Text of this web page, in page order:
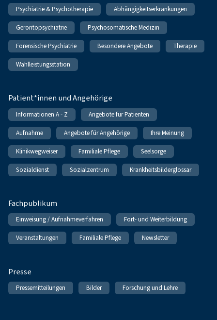
Psychiatrie & Psychotherapie Abhängigkeitserkrankungen
Gerontopsychiatrie Psychosomatische Medizin
Forensische Psychiatrie Besondere Angebote Therapie
Wahlleistungsstation
Patient*innen und Angehörige
Informationen A - Z Angebote für Patienten
Aufnahme Angebote für Angehörige Ihre Meinung
Klinikwegweiser Familiale Pflege Seelsorge
Sozialdienst Sozialzentrum Krankheitsbilderglossar
Fachpublikum
Einweisung / Aufnahmeverfahren Fort- und Weiterbildung
Veranstaltungen Familiale Pflege Newsletter
Presse
Pressemitteilungen Bilder Forschung und Lehre